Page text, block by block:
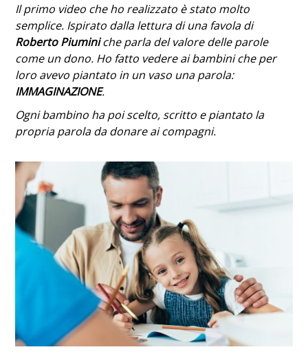
Il primo video che ho realizzato è stato molto
semplice. Ispirato dalla lettura di una favola di
Roberto Piuminiche parla del valore delle parole
come un dono. Ho fatto vedere ai bambini che per
loro avevo piantato in un vaso una parola:
IMMAGINAZIONE.
Ogni bambino ha poi scelto, scritto e piantato la
propria parola da donare ai compagni.